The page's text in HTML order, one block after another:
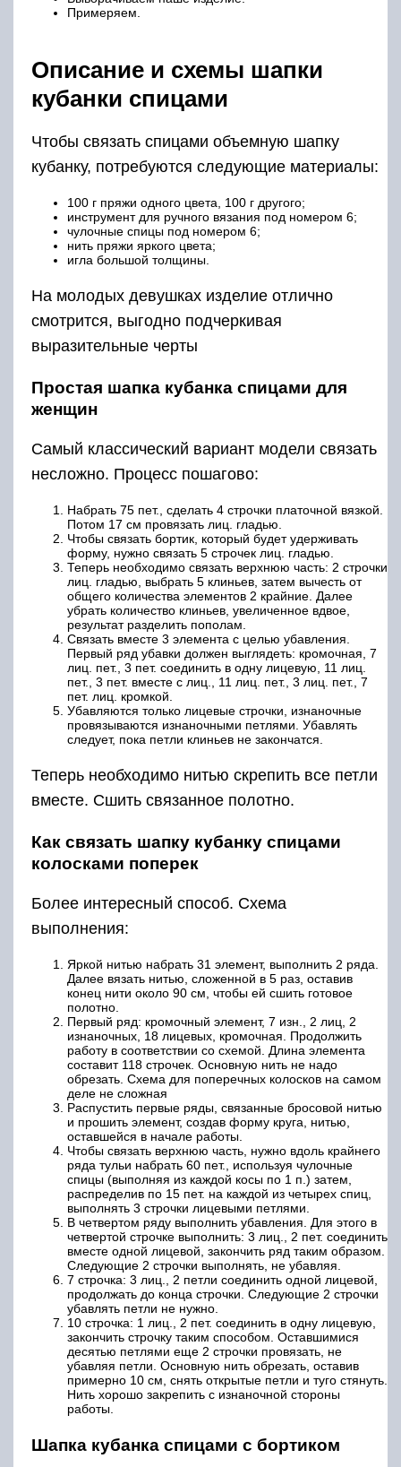
Примеряем.
Описание и схемы шапки
кубанки спицами
Чтобы связать спицами объемную шапку
кубанку, потребуются следующие материалы:
100 г пряжи одного цвета, 100 г другого;
инструмент для ручного вязания под номером 6;
чулочные спицы под номером 6;
нить пряжи яркого цвета;
игла большой толщины.
На молодых девушках изделие отлично
смотрится, выгодно подчеркивая
выразительные черты
Простая шапка кубанка спицами для
женщин
Самый классический вариант модели связать
несложно. Процесс пошагово:
Набрать 75 пет., сделать 4 строчки платочной вязкой.
Потом 17 см провязать лиц. гладью.
Чтобы связать бортик, который будет удерживать
форму, нужно связать 5 строчек лиц. гладью.
Теперь необходимо связать верхнюю часть: 2 строчки
лиц. гладью, выбрать 5 клиньев, затем вычесть от
общего количества элементов 2 крайние. Далее
убрать количество клиньев, увеличенное вдвое,
результат разделить пополам.
Связать вместе 3 элемента с целью убавления.
Первый ряд убавки должен выглядеть: кромочная, 7
лиц. пет., 3 пет. соединить в одну лицевую, 11 лиц.
пет., 3 пет. вместе с лиц., 11 лиц. пет., 3 лиц. пет., 7
пет. лиц. кромкой.
Убавляются только лицевые строчки, изнаночные
провязываются изнаночными петлями. Убавлять
следует, пока петли клиньев не закончатся.
Теперь необходимо нитью скрепить все петли
вместе. Сшить связанное полотно.
Как связать шапку кубанку спицами
колосками поперек
Более интересный способ. Схема
выполнения:
Яркой нитью набрать 31 элемент, выполнить 2 ряда.
Далее вязать нитью, сложенной в 5 раз, оставив
конец нити около 90 см, чтобы ей сшить готовое
полотно.
Первый ряд: кромочный элемент, 7 изн., 2 лиц, 2
изнаночных, 18 лицевых, кромочная. Продолжить
работу в соответствии со схемой. Длина элемента
составит 118 строчек. Основную нить не надо
обрезать. Схема для поперечных колосков на самом
деле не сложная
Распустить первые ряды, связанные бросовой нитью
и прошить элемент, создав форму круга, нитью,
оставшейся в начале работы.
Чтобы связать верхнюю часть, нужно вдоль крайнего
ряда тульи набрать 60 пет., используя чулочные
спицы (выполняя из каждой косы по 1 п.) затем,
распределив по 15 пет. на каждой из четырех спиц,
выполнять 3 строчки лицевыми петлями.
В четвертом ряду выполнить убавления. Для этого в
четвертой строчке выполнить: 3 лиц., 2 пет. соединить
вместе одной лицевой, закончить ряд таким образом.
Следующие 2 строчки выполнять, не убавляя.
7 строчка: 3 лиц., 2 петли соединить одной лицевой,
продолжать до конца строчки. Следующие 2 строчки
убавлять петли не нужно.
10 строчка: 1 лиц., 2 пет. соединить в одну лицевую,
закончить строчку таким способом. Оставшимися
десятью петлями еще 2 строчки провязать, не
убавляя петли. Основную нить обрезать, оставив
примерно 10 см, снять открытые петли и туго стянуть.
Нить хорошо закрепить с изнаночной стороны
работы.
Шапка кубанка спицами с бортиком